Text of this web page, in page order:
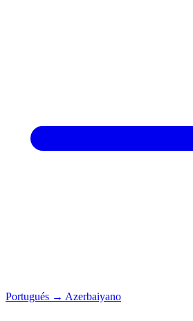
Portugués → Azerbaiyano